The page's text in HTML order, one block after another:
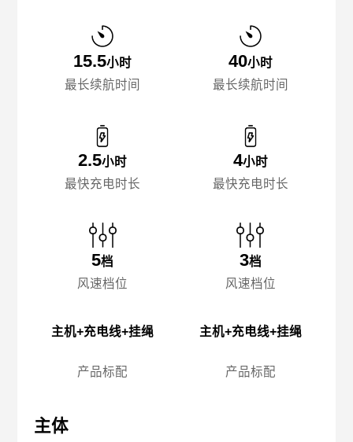
15.5小时
最长续航时间
2.5小时
最快充电时长
5档
风速档位
主机+充电线+挂绳
产品标配
主体
40小时
最长续航时间
4小时
最快充电时长
3档
风速档位
主机+充电线+挂绳
产品标配